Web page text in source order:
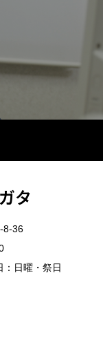
タ
8-36
日曜・祭日